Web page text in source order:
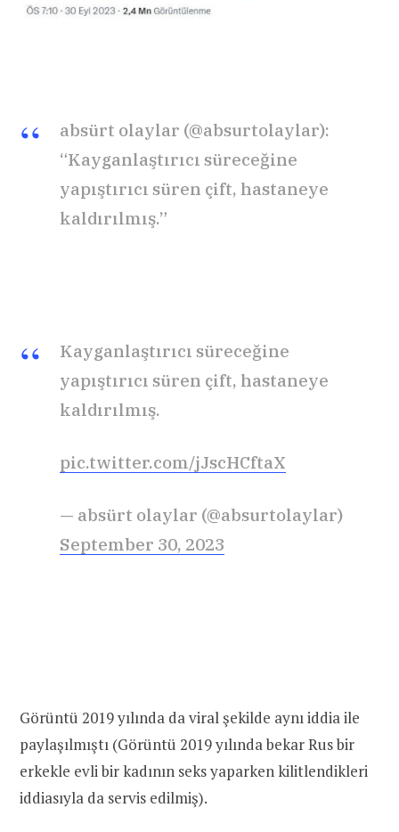
absürt olaylar (@absurtolaylar):
“Kayganlaştırıcı süreceğine
yapıştırıcı süren çift, hastaneye
kaldırılmış.”
Kayganlaştırıcı süreceğine
yapıştırıcı süren çift, hastaneye
kaldırılmış.
pic.twitter.com/jJscHCftaX
— absürt olaylar (@absurtolaylar)
September 30, 2023
Görüntü 2019 yılında da viral şekilde aynı iddia ile
paylaşılmıştı (Görüntü 2019 yılında bekar Rus bir
erkekle evli bir kadının seks yaparken kilitlendikleri
iddiasıyla da servis edilmiş).